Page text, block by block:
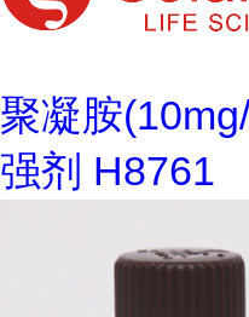
聚凝胺
强剂 H8761